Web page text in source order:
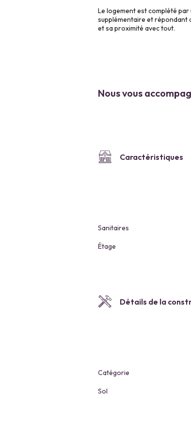
Le logement est complété
supplémentaire et répondant
et sa proximité avec tout.
Nous vous
Caractéristiques
Sanitaires
Étage
Détails de la
Catégorie
Sol